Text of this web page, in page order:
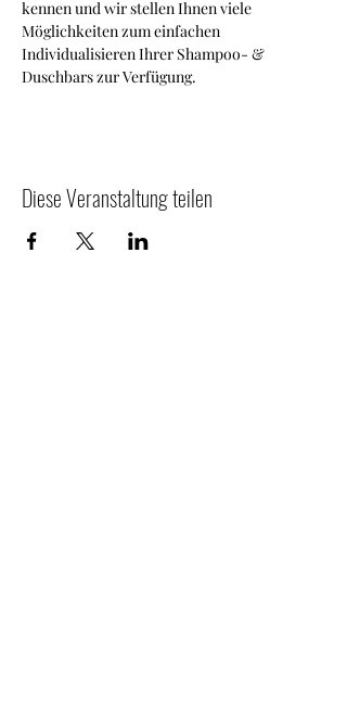
kennen und wir stellen Ihnen viele
Möglichkeiten zum einfachen
Individualisieren Ihrer Shampoo- &
Duschbars zur Verfügung.
Diese Veranstaltung teilen